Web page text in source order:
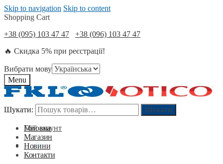
Skip to navigation Skip to content
Shopping Cart
+38 (095) 103 47 47
+38 (096) 103 47 47
🔥 Скидка 5% при реєстрації!
Вибрати мову
Menu
Шукати: Шукати
Мій акаунт
0₴ 0
Шукати: Шукати
Головна
Магазин
Новини
Контакти